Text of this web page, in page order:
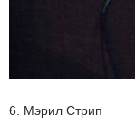
6. Мэрил Стрип